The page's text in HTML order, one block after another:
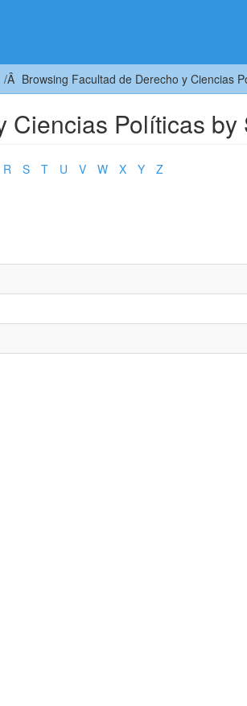
Browsing Facultad de Derecho y Ciencias
Ciencias Políticas by
R S T U V W X Y Z